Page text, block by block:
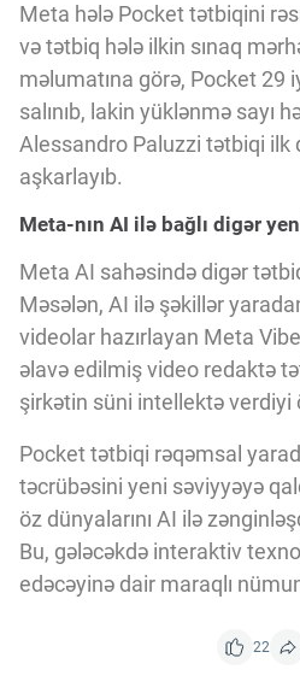
Meta hələ Pocket tətbiqini
və tətbiq hələ ilkin sınaq
məlumatına görə, Pocket 29
salınıb, lakin yüklənmə sayı
Alessandro Paluzzi tətbiqi ilk
aşkarlayıb.
Meta-nın AI ilə bağlı digər
Meta AI sahəsində digər
Məsələn, AI ilə şəkillər
videolar hazırlayan Meta
əlavə edilmiş video redaktə
şirkətin süni intellektə verdiyi
Pocket tətbiqi rəqəmsal
təcrübəsini yeni səviyyəyə
öz dünyalarını AI ilə
Bu, gələcəkdə interaktiv
edəcəyinə dair maraqlı
22